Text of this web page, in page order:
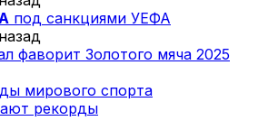
под санкциями УЕФА
фаворит Золотого мяча 2025
мирового спорта
рекорды